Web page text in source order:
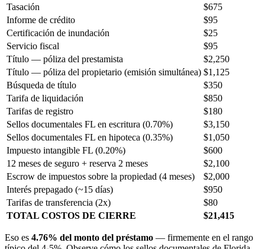
Tasación
$675
Informe de crédito
$95
Certificación de inundación
$25
Servicio fiscal
$95
Título — póliza del prestamista
$2,250
Título — póliza del propietario (emisión simultánea) $1,125
Búsqueda de título
$350
Tarifa de liquidación
$850
Tarifas de registro
$180
Sellos documentales FL en escritura (0.70%)
$3,150
Sellos documentales FL en hipoteca (0.35%)
$1,050
Impuesto intangible FL (0.20%)
$600
12 meses de seguro + reserva 2 meses
$2,100
Escrow de impuestos sobre la propiedad (4 meses)
$2,000
Interés prepagado (~15 días)
$950
Tarifas de transferencia (2x)
$80
TOTAL COSTOS DE CIERRE
$21,415
Eso es 4.76% del monto del préstamo — firmemente en el rango